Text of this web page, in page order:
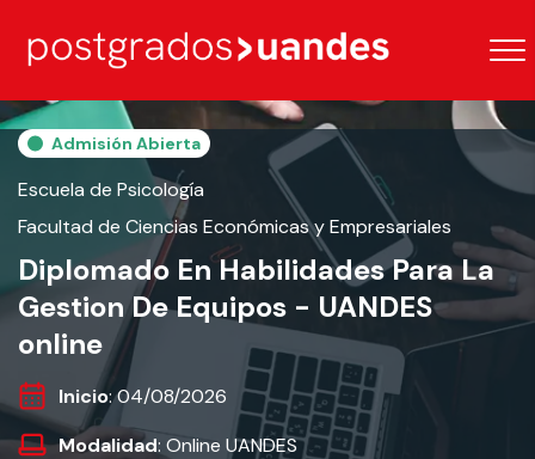
Admisión Abierta
Escuela de Psicología
Facultad de Ciencias Económicas y Empresariales
Diplomado En Habilidades Para La
Gestion De Equipos - UANDES
online
Inicio: 04/08/2026
Modalidad: Online UANDES